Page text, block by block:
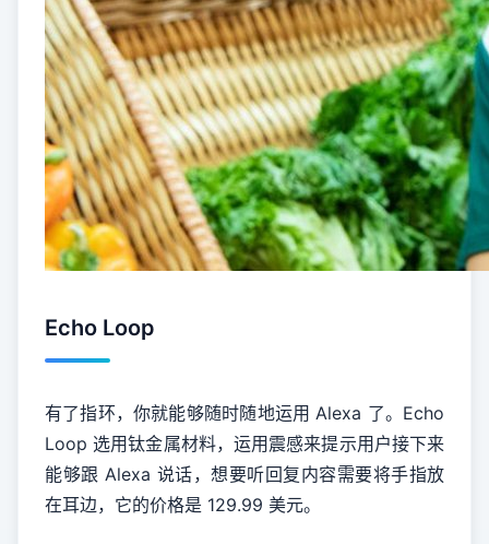
Echo Loop
有了指环，你就能够随时随地运用 Alexa 了。Echo
Loop 选用钛金属材料，运用震感来提示用户接下来
能够跟 Alexa 说话，想要听回复内容需要将手指放
在耳边，它的价格是 129.99 美元。